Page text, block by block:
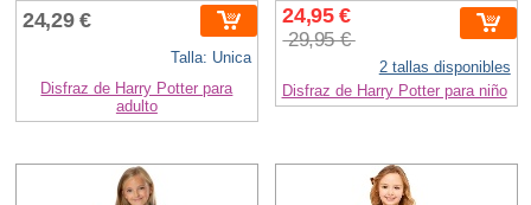
24,29 €
Talla: Unica
Disfraz de Harry Potter para
adulto
24,95 €
29,95 €
2 tallas disponibles
Disfraz de Harry Potter para niño